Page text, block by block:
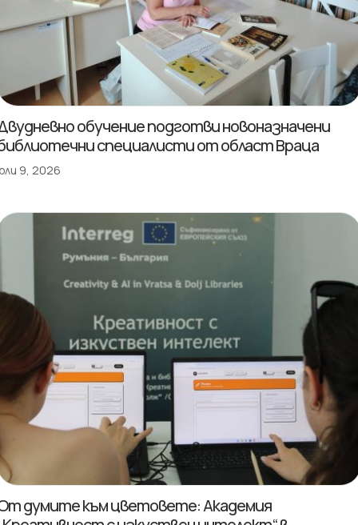
обучение подготви новоназначени
специалисти от област Враца
9, 2026
думите към цветовете: Академия